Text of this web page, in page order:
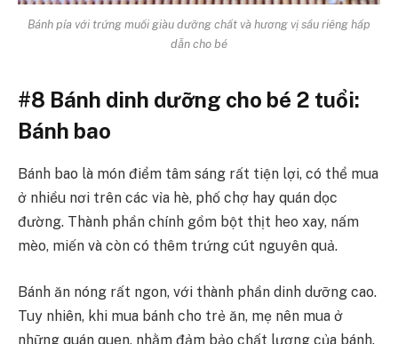
Bánh pía với trứng muối giàu dưỡng chất và hương vị sầu riêng hấp
dẫn cho bé
#8 Bánh dinh dưỡng cho bé 2 tuổi:
Bánh bao
Bánh bao là món điểm tâm sáng rất tiện lợi, có thể mua
ở nhiều nơi trên các vỉa hè, phố chợ hay quán dọc
đường. Thành phần chính gồm bột thịt heo xay, nấm
mèo, miến và còn có thêm trứng cút nguyên quả.
Bánh ăn nóng rất ngon, với thành phần dinh dưỡng cao.
Tuy nhiên, khi mua bánh cho trẻ ăn, mẹ nên mua ở
những quán quen, nhằm đảm bảo chất lượng của bánh.